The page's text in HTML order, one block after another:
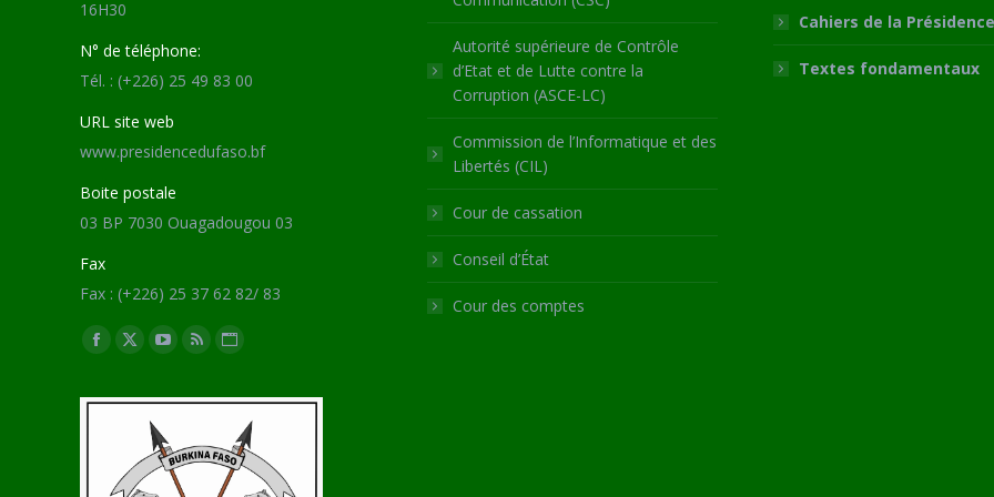
16H30
N° de téléphone:
Tél. : (+226) 25 49 83 00
URL site web
www.presidencedufaso.bf
Boite postale
03 BP 7030 Ouagadougou 03
Fax
Fax : (+226) 25 37 62 82/ 83
Trouvez nous sur :
Facebook
opens
X
opens
new
YouTube
opens
in
new
RSS
opens
new
Site
page
opens
in
Autorité supérieure de Contrôle
d’Etat et de Lutte contre la
Corruption (ASCE-LC)
Commission de l’Informatique et des
Libertés (CIL)
Cour de cassation
Conseil d’État
Cour des comptes
Cahiers de la Présidence
Textes fondamentaux